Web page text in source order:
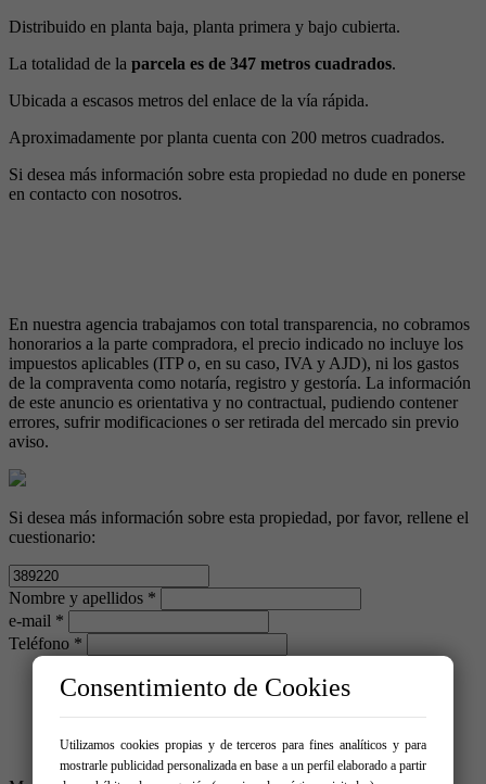
Distribuido en planta baja, planta primera y bajo cubierta.
La totalidad de la parcela es de 347 metros cuadrados.
Ubicada a escasos metros del enlace de la vía rápida.
Aproximadamente por planta cuenta con 200 metros cuadrados.
Si desea más información sobre esta propiedad no dude en ponerse
en contacto con nosotros.
En nuestra agencia trabajamos con total transparencia, no cobramos
honorarios a la parte compradora, el precio indicado no incluye los
impuestos aplicables (ITP o, en su caso, IVA y AJD), ni los gastos
de la compraventa como notaría, registro y gestoría. La información
de este anuncio es orientativa y no contractual, pudiendo contener
errores, sufrir modificaciones o ser retirada del mercado sin previo
aviso.
Si desea más información sobre esta propiedad, por favor, rellene el
cuestionario:
Nombre y apellidos *
e-mail *
Teléfono *
Consentimiento de Cookies
Utilizamos cookies propias y de terceros para fines analíticos y para
mostrarle publicidad personalizada en base a un perfil elaborado a partir